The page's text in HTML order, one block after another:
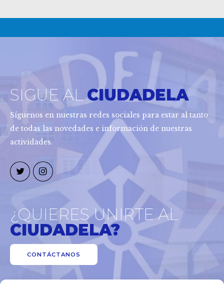
SIGUE ALCIUDADELA
Síguenos en nuestras redes sociales para estar al tanto
de todas las novedades e información de nuestras
actividades.
¿QUIERES UNIRTE AL
CIUDADELA?
CONTÁCTANOS